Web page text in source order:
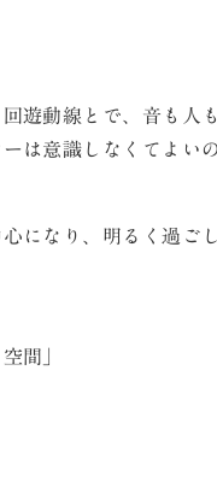
遊動線とで、音も人
は意識しなくてよいの
になり、明るく過ご
間」